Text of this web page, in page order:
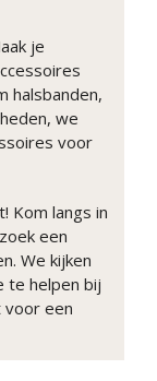
je
halsbanden,
we
voor
Kom langs in
een
We kijken
te helpen bij
voor een